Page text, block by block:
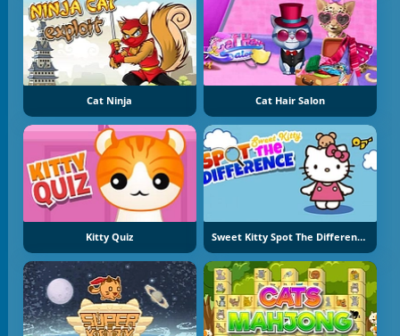
Cat Ninja Cat Hair Salon
Kitty Quiz Sweet Kitty Spot The Difference